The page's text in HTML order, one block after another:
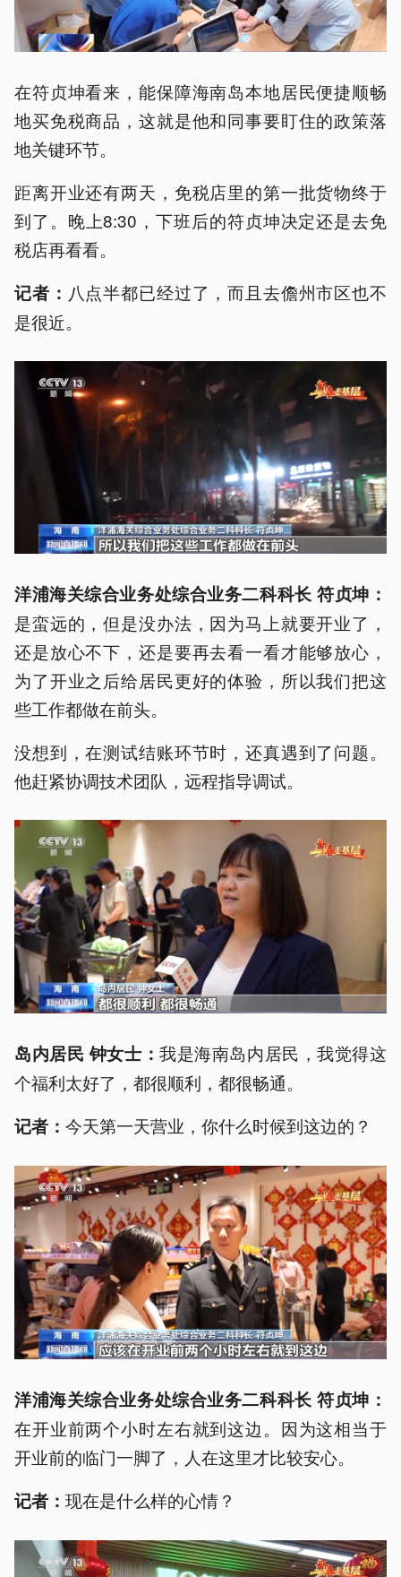
在符贞坤看来，能保障海南岛本地居民便捷顺畅
地买免税商品，这就是他和同事要盯住的政策落
地关键环节。
距离开业还有两天，免税店里的第一批货物终于
到了。晚上8:30，下班后的符贞坤决定还是去免
税店再看看。
记者： 八点半都已经过了，而且去儋州市区也不
是很近。
洋浦海关综合业务处综合业务二科科长 符贞坤：
是蛮远的，但是没办法，因为马上就要开业了，
还是放心不下，还是要再去看一看才能够放心，
为了开业之后给居民更好的体验，所以我们把这
些工作都做在前头。
没想到，在测试结账环节时，还真遇到了问题。
他赶紧协调技术团队，远程指导调试。
岛内居民 钟女士：我是海南岛内居民，我觉得这
个福利太好了，都很顺利，都很畅通。
记者： 今天第一天营业，你什么时候到这边的？
洋浦海关综合业务处综合业务二科科长 符贞坤：
在开业前两个小时左右就到这边。因为这相当于
开业前的临门一脚了，人在这里才比较安心。
记者： 现在是什么样的心情？